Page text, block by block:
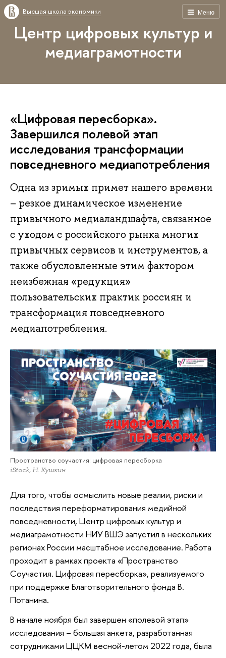
Меню
Высшая школа экономики
Центр цифровых культур и
медиаграмотности
«Цифровая пересборка».
Завершился полевой этап
исследования трансформации
повседневного медиапотребления
Одна из зримых примет нашего времени
– резкое динамическое изменение
привычного медиаландшафта, связанное
с уходом с российского рынка многих
привычных сервисов и инструментов, а
также обусловленные этим фактором
неизбежная «редукция»
пользовательских практик россиян и
трансформация повседневного
медиапотребления.
Пространство соучастия: цифровая пересборка
iStock, Н. Кушкин
Для того, чтобы осмыслить новые реалии, риски и
последствия переформатирования медийной
повседневности, Центр цифровых культур и
медиаграмотности НИУ ВШЭ запустил в нескольких
регионах России масштабное исследование. Работа
проходит в рамках проекта «Пространство
Соучастия. Цифровая пересборка», реализуемого
при поддержке Благотворительного фонда В.
Потанина.
В начале ноября был завершен «полевой этап»
исследования – большая анкета, разработанная
сотрудниками ЦЦКМ весной-летом 2022 года, была